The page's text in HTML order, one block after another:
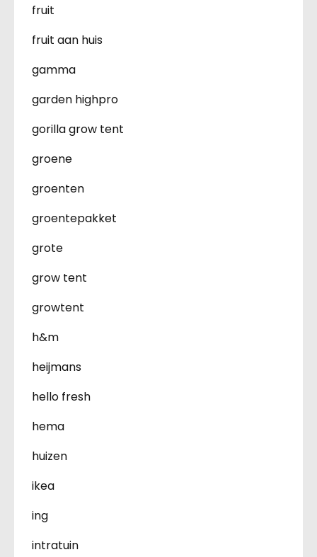
fruit
fruit aan huis
gamma
garden highpro
gorilla grow tent
groene
groenten
groentepakket
grote
grow tent
growtent
h&m
heijmans
hello fresh
hema
huizen
ikea
ing
intratuin